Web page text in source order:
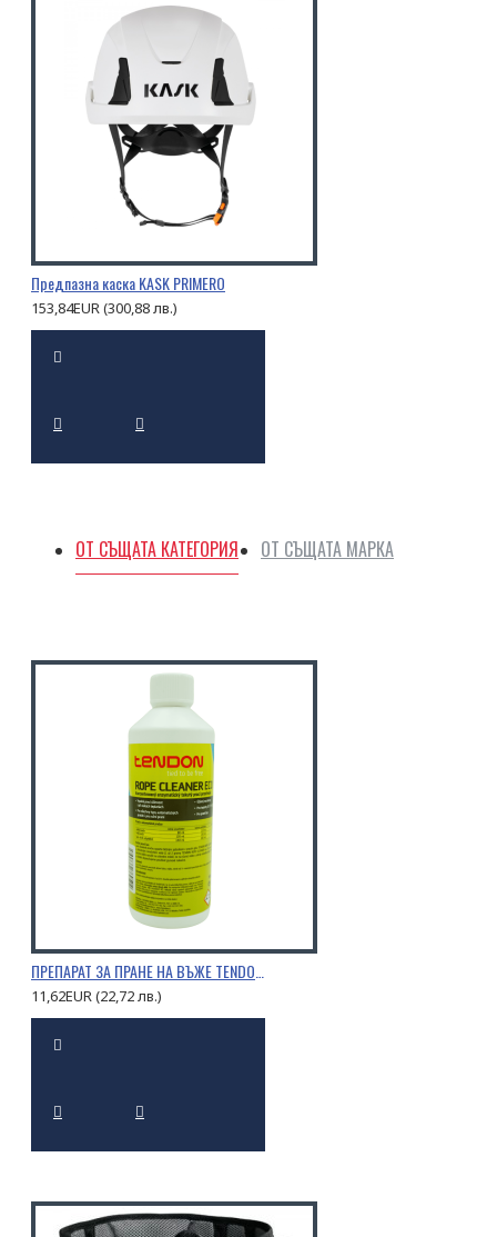
Предпазна каска KASK PRIMERO
153,84EUR (300,88 лв.)
ОТ СЪЩАТА КАТЕГОРИЯ ОТ СЪЩАТА МАРКА
ПРЕПАРАТ ЗА ПРАНЕ НА ВЪЖЕ TENDON 0,5Л.
11,62EUR (22,72 лв.)